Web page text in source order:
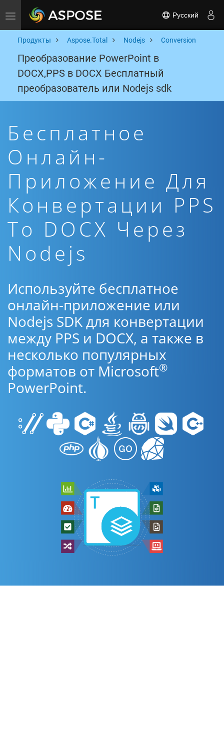
Toggle navigation Русский
Продукты Aspose.Total Nodejs Conversion
Преобразование PowerPoint в
DOCX,PPS в DOCX Бесплатный
преобразователь или Nodejs sdk
Бесплатное
Онлайн-
Приложение Для
Конвертации PPS
To DOCX Через
Nodejs
Используйте бесплатное
онлайн-приложение или
Nodejs SDK для конвертации
между PPS и DOCX, а также в
несколько популярных
форматов от Microsoft®
PowerPoint.